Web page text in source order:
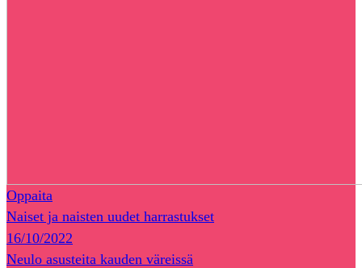
Oppaita
Naiset ja naisten uudet harrastukset
16/10/2022
Neulo asusteita kauden väreissä